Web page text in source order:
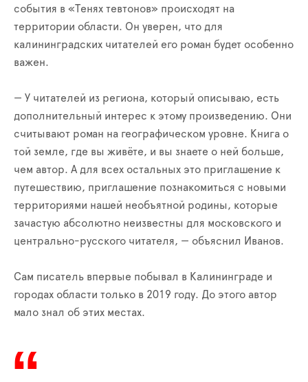
события в «Тенях тевтонов» происходят на
территории области. Он уверен, что для
калининградских читателей его роман будет особенно
важен.
— У читателей из региона, который описываю, есть
дополнительный интерес к этому произведению. Они
считывают роман на географическом уровне. Книга о
той земле, где вы живёте, и вы знаете о ней больше,
чем автор. А для всех остальных это приглашение к
путешествию, приглашение познакомиться с новыми
территориями нашей необъятной родины, которые
зачастую абсолютно неизвестны для московского и
центрально-русского читателя, — объяснил Иванов.
Сам писатель впервые побывал в Калининграде и
городах области только в 2019 году. До этого автор
мало знал об этих местах.